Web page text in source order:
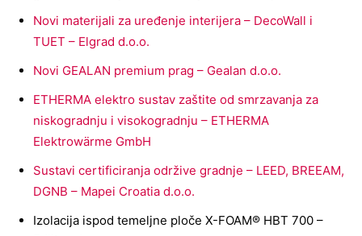
Novi materijali za uređenje interijera – DecoWall i
TUET – Elgrad d.o.o.
Novi GEALAN premium prag – Gealan d.o.o.
ETHERMA elektro sustav zaštite od smrzavanja za
niskogradnju i visokogradnju – ETHERMA
Elektrowärme GmbH
Sustavi certificiranja održive gradnje – LEED, BREEAM,
DGNB – Mapei Croatia d.o.o.
Izolacija ispod temeljne ploče X-FOAM® HBT 700 –